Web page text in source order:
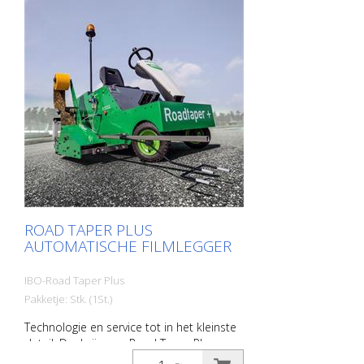
kortetermijngebruik mogelijk, zelfs in
noodgevallen! De RoadTaper is een zeer
efficiënt apparaat om
wegmarkeringsfolies eenvoudig, veilig en
kostenefficiënt aan te brengen.
ROAD TAPER PLUS
AUTOMATISCHE FILMLEGGER
IBO-Road Taper Plus
Pakketje: Stk. (1St.)
Technologie en service tot in het kleinste
detail. Dankzij onze Road Taper Plus
behoren de afwijkingen en